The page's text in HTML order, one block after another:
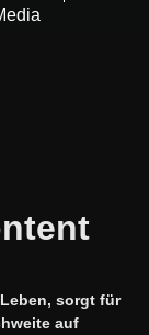
sorgt für
auf